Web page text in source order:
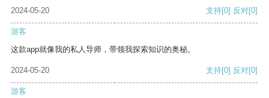
2024-05-20
支持[0] 反对[0]
游客
这款app就像我的私人导师，带领我探索知识的奥秘。
2024-05-20 支持[0] 反对[0]
游客